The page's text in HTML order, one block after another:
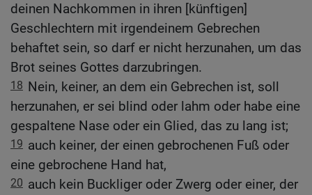
deinen Nachkommen in ihren [künftigen]
Geschlechtern mit irgendeinem Gebrechen
behaftet sein, so darf er nicht herzunahen, um das
Brot seines Gottes darzubringen.
18 Nein, keiner, an dem ein Gebrechen ist, soll
herzunahen, er sei blind oder lahm oder habe eine
gespaltene Nase oder ein Glied, das zu lang ist;
19 auch keiner, der einen gebrochenen Fuß oder
eine gebrochene Hand hat,
20 auch kein Buckliger oder Zwerg oder einer, der